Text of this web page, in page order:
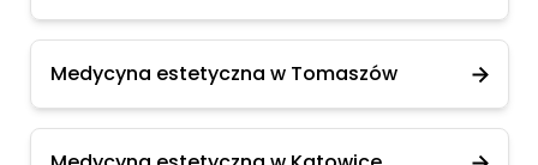
Medycyna estetyczna w Tomaszów